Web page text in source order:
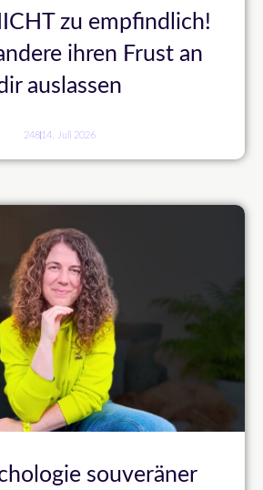
zu empfindlich!
ihren Frust an
auslassen
248 14. Juli 2026
souveräner